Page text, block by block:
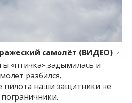
самолёт (ВИДЕО)
«птичка» задымилась и
разбился,
пилота наши защитники не